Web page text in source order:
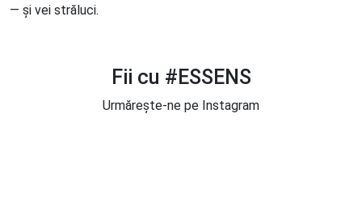
— și vei străluci.
Fii cu #ESSENS
Urmărește-ne pe Instagram